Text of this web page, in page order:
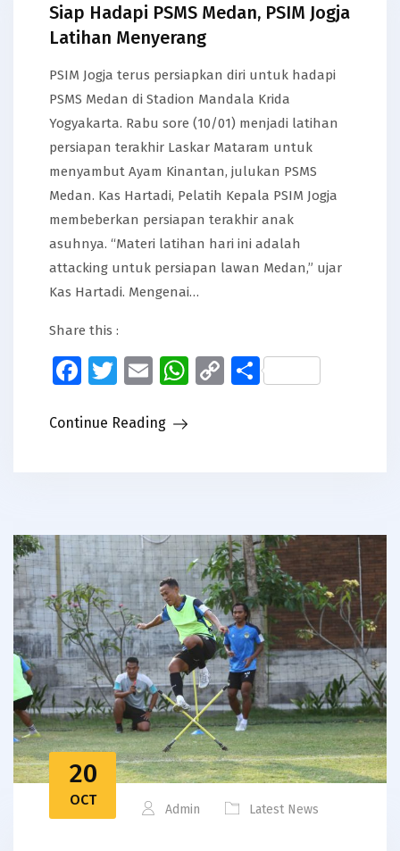
Siap Hadapi PSMS Medan, PSIM Jogja
Latihan Menyerang
PSIM Jogja terus persiapkan diri untuk hadapi
PSMS Medan di Stadion Mandala Krida
Yogyakarta. Rabu sore (10/01) menjadi latihan
persiapan terakhir Laskar Mataram untuk
menyambut Ayam Kinantan, julukan PSMS
Medan. Kas Hartadi, Pelatih Kepala PSIM Jogja
membeberkan persiapan terakhir anak
asuhnya. “Materi latihan hari ini adalah
attacking untuk persiapan lawan Medan,” ujar
Kas Hartadi. Mengenai…
Share this :
Facebook
Twitter
EmailWhatsApp
CopyShare
Continue Reading
20
OCT
Admin Latest News